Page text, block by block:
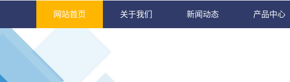
网站首页 关于我们 新闻动态 产品中心